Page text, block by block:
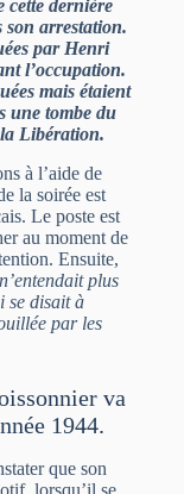
cette dernière
son arrestation.
par Henri
l’occupation.
mais étaient
une tombe du
Libération.
à l’aide de
la soirée est
Le poste est
au moment de
Ensuite,
plus
se disait à
par les
va
1944.
que son